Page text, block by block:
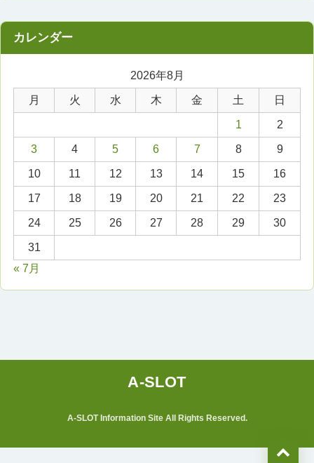
2026年8月
月 火 水 木 金 土 日
1 2
3 4 5 6 7 8 9
10 11 12 13 14 15 16
17 18 19 20 21 22 23
24 25 26 27 28 29 30
31
« 7月
A-SLOT Information Site All Rights Reserved.